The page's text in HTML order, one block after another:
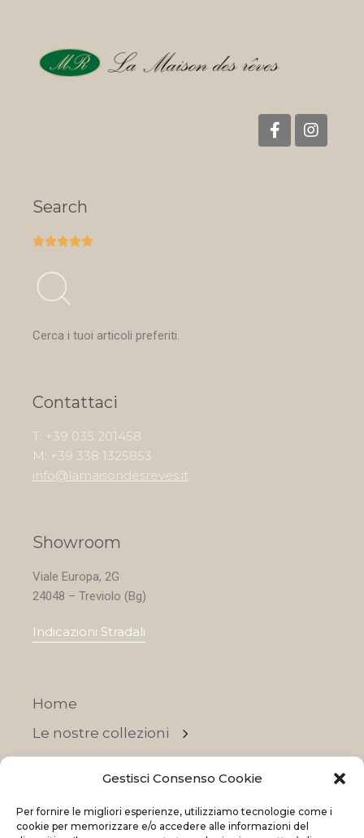
Gestisci Consenso Cookie
Per fornire le migliori esperienze, utilizziamo tecnologie come i
cookie per memorizzare e/o accedere alle informazioni del
Search

Cerca i tuoi articoli preferiti.
Contattaci
T: +39 035 201458
M: +39 338 1325853
info@lamaisondesreves.it
Showroom
Viale Europa, 2G
24048 – Treviolo (Bg)
Indicazioni Stradali
Home
Le nostre collezioni
OFFERTE